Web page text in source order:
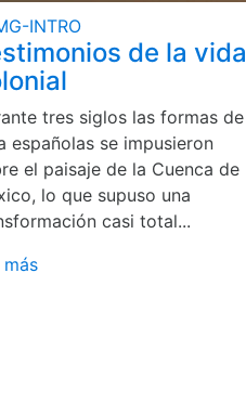
de la vida
tres siglos las formas de
españolas se impusieron
el paisaje de la Cuenca de
lo que supuso una
casi total...
más